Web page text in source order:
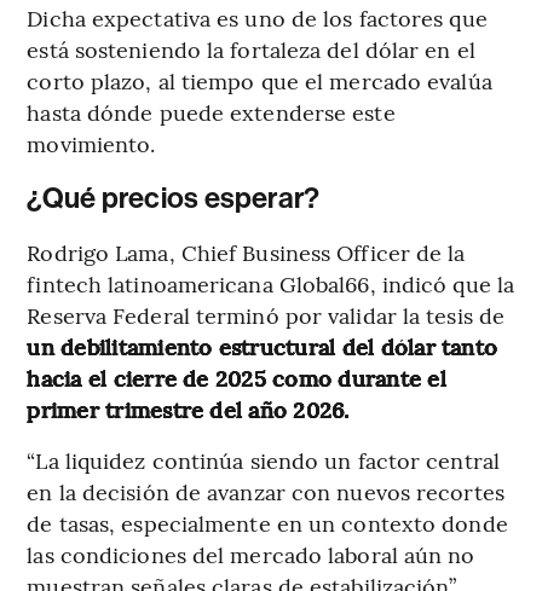
Dicha expectativa es uno de los factores que
está sosteniendo la fortaleza del dólar en el
corto plazo, al tiempo que el mercado evalúa
hasta dónde puede extenderse este
movimiento.
¿Qué precios esperar?
Rodrigo Lama, Chief Business Officer de la
fintech latinoamericana Global66, indicó que la
Reserva Federal terminó por validar la tesis de
un debilitamiento estructural del dólar tanto
hacia el cierre de 2025 como durante el
primer trimestre del año 2026.
“La liquidez continúa siendo un factor central
en la decisión de avanzar con nuevos recortes
de tasas, especialmente en un contexto donde
las condiciones del mercado laboral aún no